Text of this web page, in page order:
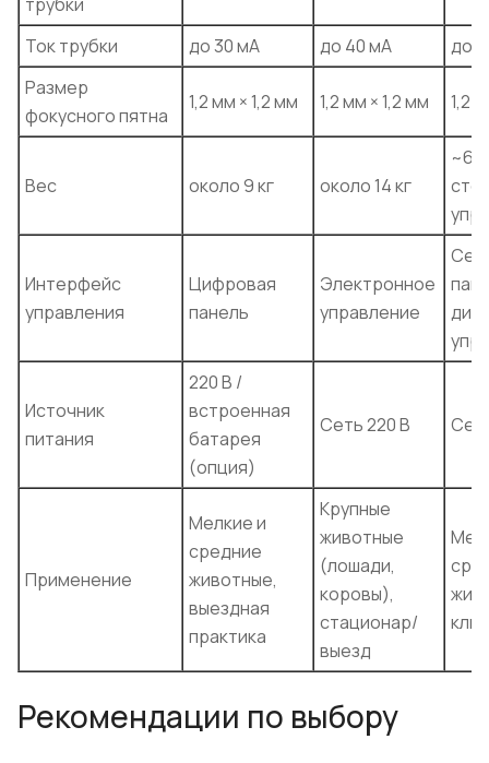
Ток трубки до 30 мА до 40 мА
до
Размер
фокусного пятна
1,2 мм × 1,2 мм 1,2 мм × 1,2 мм 1,2
Вес около 9 кг около 14 кг
~60
Интерфейс
управления
Цифровая
панель
Электронное
управление
Источник
питания
220 В /
встроенная
батарея
(опция)
Сеть 220 В
Применение
Мелкие и
средние
животные,
выездная
практика
Крупные
животные
(лошади,
коровы),
стационар/
выезд
Рекомендации по выбору